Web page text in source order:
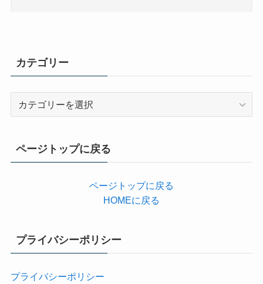
カテゴリー
ページトップに戻る
ページトップに戻る
HOMEに戻る
プライバシーポリシー
プライバシーポリシー